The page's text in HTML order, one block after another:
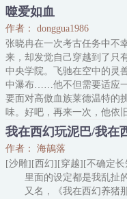
cp：里格莱托x乔希。
本文又名《獠牙成长记》
风甜饼，背景全架空。
小时候的剧情和长大后的
PS：介于我自己也很难接
噬爱如血
作者： donggua1986
张晓冉在一次考古任务中
来，却发觉自己穿越到了
中央学院。飞驰在空中的灵
中瀑布……他不但需要适应
要面对高傲血族莱德温特的
味。好吧，再来一次，他依
噬爱如血，你的目光是融入
绽放的瞬间撕裂整个世界。
小白版文案：利比说：“要
月与自己
我在西幻玩泥巴/我在
作者： 海鶄落
[沙雕][西幻][穿越][不确定长
里面的设定都是我乱扯的
又名，《我在西幻养猪那